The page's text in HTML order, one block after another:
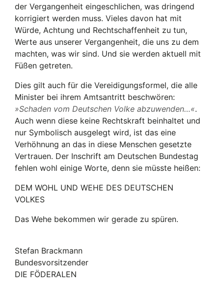
der Vergangenheit eingeschlichen, was dringend
korrigiert werden muss. Vieles davon hat mit
Würde, Achtung und Rechtschaffenheit zu tun,
Werte aus unserer Vergangenheit, die uns zu dem
machten, was wir sind. Und sie werden aktuell mit
Füßen getreten.
Dies gilt auch für die Vereidigungsformel, die alle
Minister bei ihrem Amtsantritt beschwören:
Schaden vom Deutschen Volke abzuwenden… .
Auch wenn diese keine Rechtskraft beinhaltet und
nur Symbolisch ausgelegt wird, ist das eine
Verhöhnung an das in diese Menschen gesetzte
Vertrauen. Der Inschrift am Deutschen Bundestag
fehlen wohl einige Worte, denn sie müsste heißen:
DEM WOHL UND WEHE DES DEUTSCHEN
VOLKES
Das Wehe bekommen wir gerade zu spüren.
Stefan Brackmann
Bundesvorsitzender
DIE FÖDERALEN